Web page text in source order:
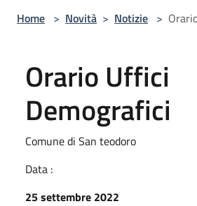
Home > Novità > Notizie >
Orario Uffici
Demografici
Comune di San teodoro
Data :
25 settembre 2022